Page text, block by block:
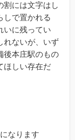
割には文字はし
しで置かれる
いに残ってい
れないが、いず
後本庄駅のもの
ほしい存在だ
なります